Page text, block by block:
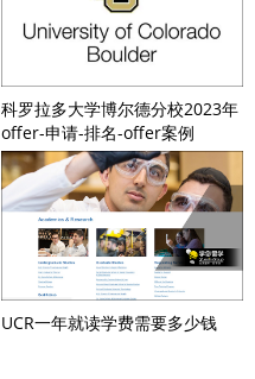
科罗拉多大学博尔德分校2023年
offer-申请-排名-offer案例
UCR一年就读学费需要多少钱